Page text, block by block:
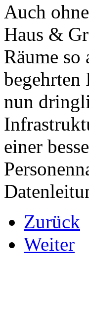
Auch
Haus &
Räume so
begehrten
nun
einer
Zurück
Weiter